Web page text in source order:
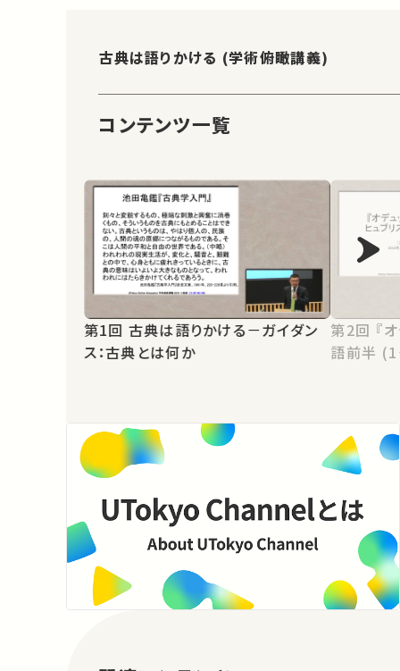
古典は語りかける (学術俯瞰講義)
コンテンツ一覧
第1回 古典は語りかける－ガイダン
ス：古典とは何か
第2回 『オデュッセイア』の世界： 物
語前半